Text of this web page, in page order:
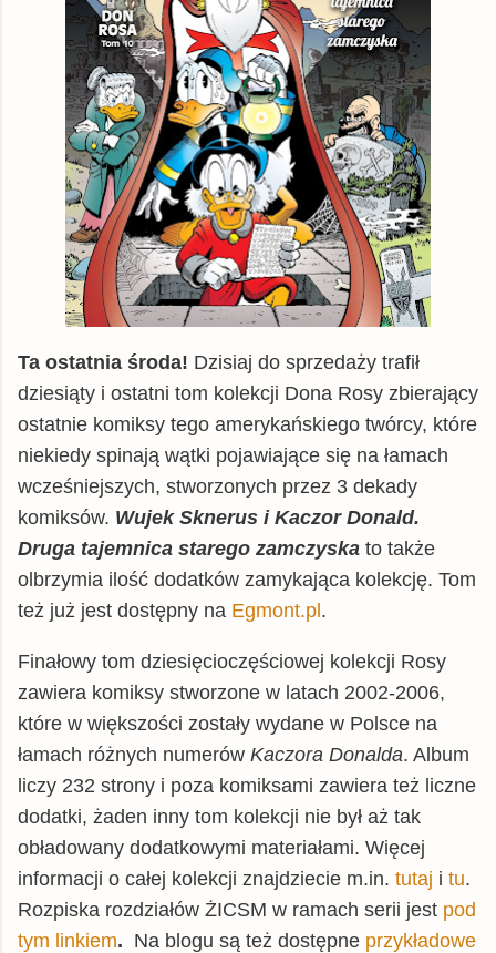
Ta ostatnia środa! Dzisiaj do sprzedaży trafił
dziesiąty i ostatni tom kolekcji Dona Rosy zbierający
ostatnie komiksy tego amerykańskiego twórcy, które
niekiedy spinają wątki pojawiające się na łamach
wcześniejszych, stworzonych przez 3 dekady
komiksów. Wujek Sknerus i Kaczor Donald.
Druga tajemnica starego zamczyska to także
olbrzymia ilość dodatków zamykająca kolekcję. Tom
też już jest dostępny na Egmont.pl.
Finałowy tom dziesięcioczęściowej kolekcji Rosy
zawiera komiksy stworzone w latach 2002-2006,
które w większości zostały wydane w Polsce na
łamach różnych numerów Kaczora Donalda. Album
liczy 232 strony i poza komiksami zawiera też liczne
dodatki, żaden inny tom kolekcji nie był aż tak
obładowany dodatkowymi materiałami. Więcej
informacji o całej kolekcji znajdziecie m.in. tutaj i tu.
Rozpiska rozdziałów ŻICSM w ramach serii jest pod
tym linkiem. Na blogu są też dostępne przykładowe